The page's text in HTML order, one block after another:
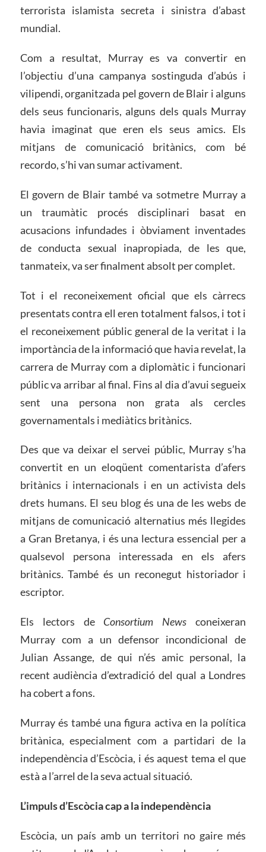
terrorista islamista secreta i sinistra d’abast
mundial.
Com a resultat, Murray es va convertir en
l’objectiu d’una campanya sostinguda d’abús i
vilipendi, organitzada pel govern de Blair i alguns
dels seus funcionaris, alguns dels quals Murray
havia imaginat que eren els seus amics. Els
mitjans de comunicació britànics, com bé
recordo, s’hi van sumar activament.
El govern de Blair també va sotmetre Murray a
un traumàtic procés disciplinari basat en
acusacions infundades i òbviament inventades
de conducta sexual inapropiada, de les que,
tanmateix, va ser finalment absolt per complet.
Tot i el reconeixement oficial que els càrrecs
presentats contra ell eren totalment falsos, i tot i
el reconeixement públic general de la veritat i la
importància de la informació que havia revelat, la
carrera de Murray com a diplomàtic i funcionari
públic va arribar al final. Fins al dia d’avui segueix
sent una persona non grata als cercles
governamentals i mediàtics britànics.
Des que va deixar el servei públic, Murray s’ha
convertit en un eloqüent comentarista d’afers
britànics i internacionals i en un activista dels
drets humans. El seu blog és una de les webs de
mitjans de comunicació alternatius més llegides
a Gran Bretanya, i és una lectura essencial per a
qualsevol persona interessada en els afers
britànics. També és un reconegut historiador i
escriptor.
Els lectors de Consortium News coneixeran
Murray com a un defensor incondicional de
Julian Assange, de qui n’és amic personal, la
recent audiència d’extradició del qual a Londres
ha cobert a fons.
Murray és també una figura activa en la política
britànica, especialment com a partidari de la
independència d’Escòcia, i és aquest tema el que
està a l’arrel de la seva actual situació.
L’impuls d’Escòcia cap a la independència
Escòcia, un país amb un territori no gaire més